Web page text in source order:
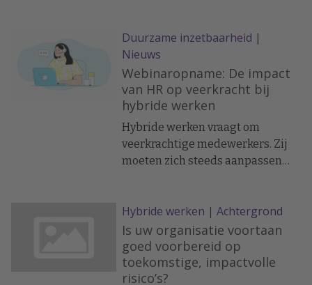
congres '(R)evolutie van de Talent
Journey' van de HR Academy gaat
hij in op de vraag hoe HR-
functionarissen beter hun werk
kunnen doen.
Duurzame inzetbaarheid |
Nieuws
Webinaropname: De impact
van HR op veerkracht bij
hybride werken
Hybride werken vraagt om
veerkrachtige medewerkers. Zij
moeten zich steeds aanpassen
zijn om het maximale resultaat te
halen uit die werkomgeving. HR-
teams moeten nu de employee
journey op hybride werken
aanpassen om het potentieel van
Hybride werken | Achtergrond
Is uw organisatie voortaan
goed voorbereid op
toekomstige, impactvolle
risico’s?